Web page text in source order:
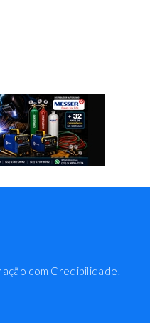
com Credibilidade!